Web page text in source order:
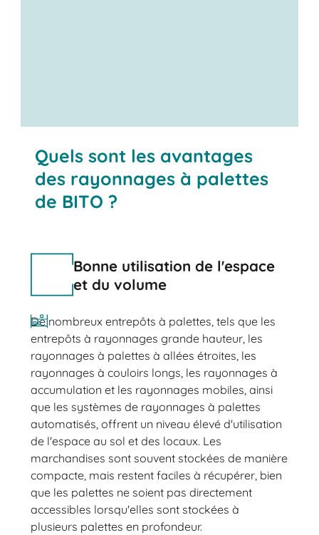
Quels sont les avantages
des rayonnages à palettes
de BITO ?
Bonne utilisation de l'espace
et du volume
De nombreux entrepôts à palettes, tels que les
entrepôts à rayonnages grande hauteur, les
rayonnages à palettes à allées étroites, les
rayonnages à couloirs longs, les rayonnages à
accumulation et les rayonnages mobiles, ainsi
que les systèmes de rayonnages à palettes
automatisés, offrent un niveau élevé d'utilisation
de l'espace au sol et des locaux. Les
marchandises sont souvent stockées de manière
compacte, mais restent faciles à récupérer, bien
que les palettes ne soient pas directement
accessibles lorsqu'elles sont stockées à
plusieurs palettes en profondeur.